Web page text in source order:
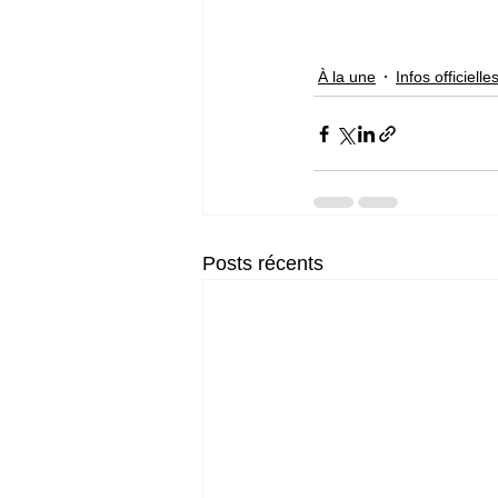
À la une Infos officielles
Posts récents